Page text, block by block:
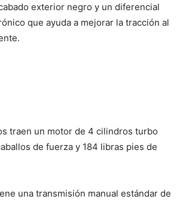
exterior negro y un diferencial
que ayuda a mejorar la tracción al
traen un motor de 4 cilindros turbo
de fuerza y 184 libras pies de
una transmisión manual estándar de